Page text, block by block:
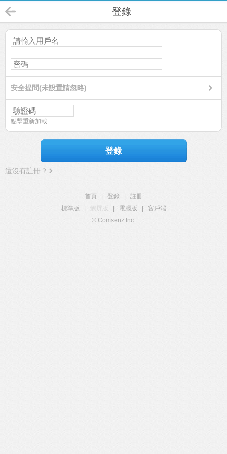
登錄
安全提問(未設置請忽略)
點擊重新加載
登錄
還沒有註冊？
首頁 登錄
註冊
標準版
觸屏版 電腦版
客戶端
© Comsenz Inc.